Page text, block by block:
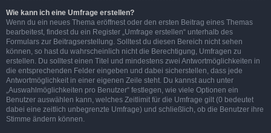
Wie kann ich eine Umfrage erstellen?
Wenn du ein neues Thema eröffnest oder den ersten Beitrag eines Themas
bearbeitest, findest du ein Register „Umfrage erstellen“ unterhalb des
Formulars zur Beitragserstellung. Solltest du diesen Bereich nicht sehen
können, so hast du wahrscheinlich nicht die Berechtigung, Umfragen zu
erstellen. Du solltest einen Titel und mindestens zwei Antwortmöglichkeiten in
die entsprechenden Felder eingeben und dabei sicherstellen, dass jede
Antwortmöglichkeit in einer eigenen Zeile steht. Du kannst auch unter
„Auswahlmöglichkeiten pro Benutzer“ festlegen, wie viele Optionen ein
Benutzer auswählen kann, welches Zeitlimit für die Umfrage gilt (0 bedeutet
dabei eine zeitlich unbegrenzte Umfrage) und schließlich, ob die Benutzer ihre
Stimme ändern können.